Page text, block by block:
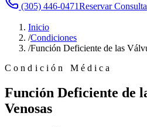
(305) 446-0471Reservar Consulta
Inicio
/Condiciones
/Función Deficiente de las
Condición Médica
Función Deficiente de
Venosas